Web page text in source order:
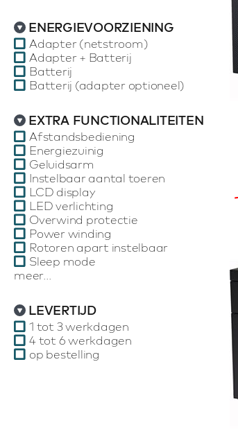
ENERGIEVOORZIENING
Adapter (netstroom)
Adapter + Batterij
Batterij
Batterij (adapter optioneel)
EXTRA FUNCTIONALITEITEN
Afstandsbediening
Energiezuinig
Geluidsarm
Instelbaar aantal toeren
LCD display
LED verlichting
Overwind protectie
Power winding
Rotoren apart instelbaar
Sleep mode
meer...
LEVERTIJD
1 tot 3 werkdagen
4 tot 6 werkdagen
op bestelling